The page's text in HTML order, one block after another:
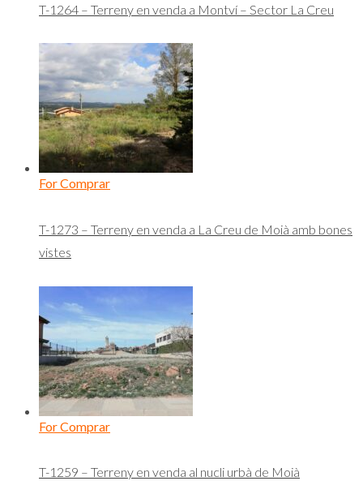
T-1264 – Terreny en venda a Montví – Sector La Creu
For Comprar
T-1273 – Terreny en venda a La Creu de Moià amb bones
vistes
For Comprar
T-1259 – Terreny en venda al nucli urbà de Moià